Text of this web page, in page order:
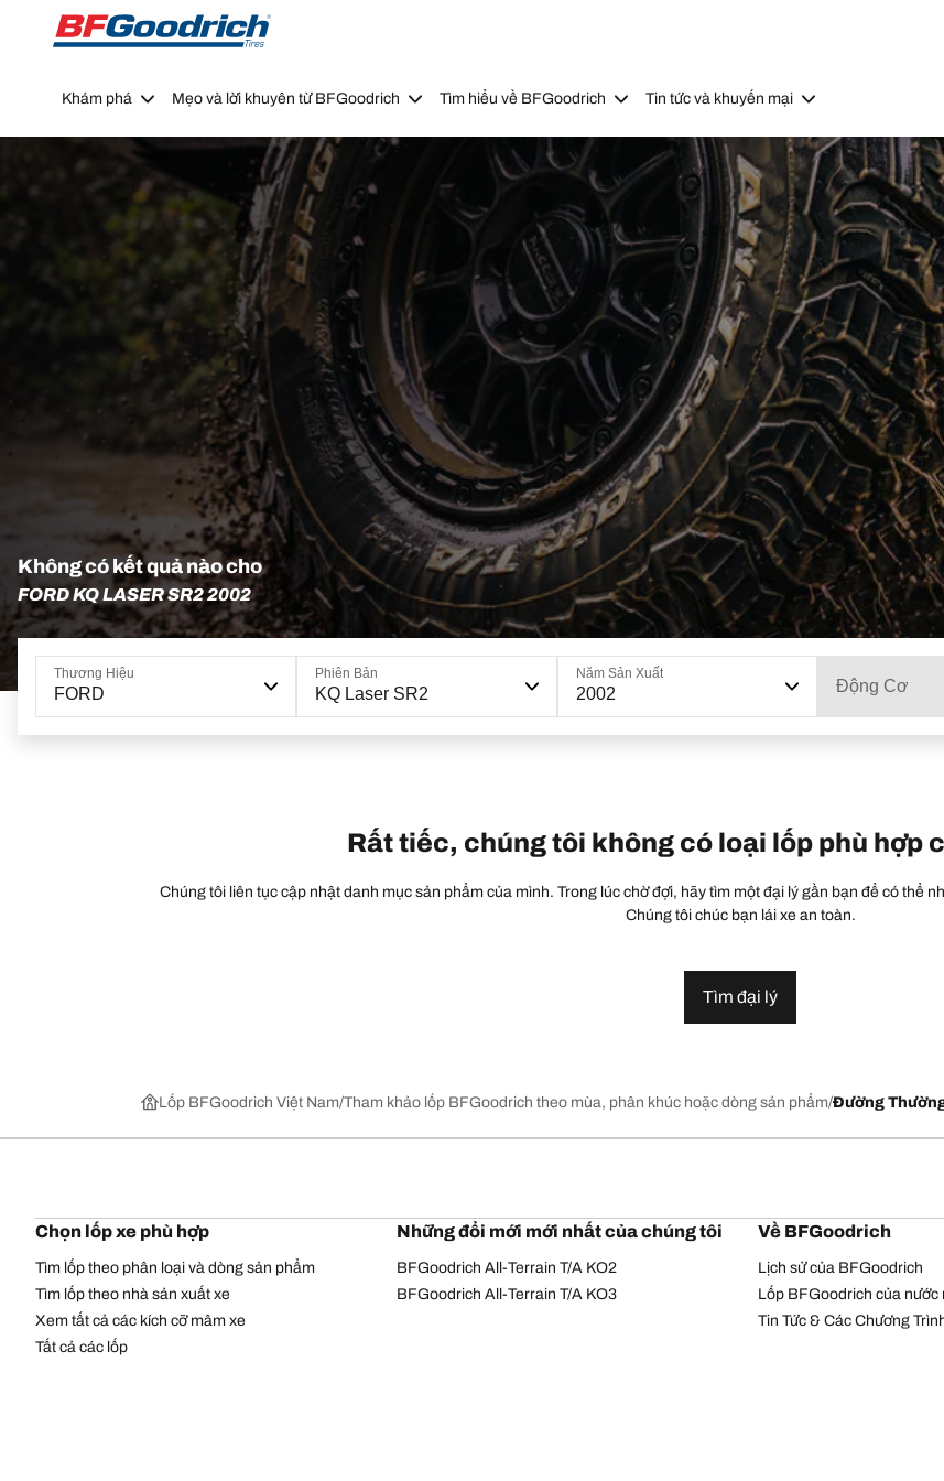
Go to page content
Go to page navigation
Khám phá Mẹo và lời khuyên từ BFGoodrich Tìm hiểu về BFGoodrich Tin tức và khuyến mại
Không có kết quả nào cho
FORD KQ LASER SR2 2002
Thương Hiệu
FORD
Phiên Bản
KQ Laser SR2
Năm Sản Xuất
2002 Động Cơ
Rất tiếc, chúng tôi không có loại lốp phù hợp
Chúng tôi liên tục cập nhật danh mục sản phẩm của mình. Trong lúc chờ đợi, hãy tìm một đại lý gần bạn để có thể
Chúng tôi chúc bạn lái xe an toàn.
Tìm đại lý
Lốp BFGoodrich Việt Nam Tham khảo lốp BFGoodrich theo mùa, phân khúc hoặc dòng sản phẩm Đường
Chọn lốp xe phù hợp
Tìm lốp theo phân loại và dòng sản phẩm
Tìm lốp theo nhà sản xuất xe
Xem tất cả các kích cỡ mâm xe
Tất cả các lốp
Những đổi mới mới nhất của chúng tôi
BFGoodrich All-Terrain T/A KO2
BFGoodrich All-Terrain T/A KO3
Về BFGoodrich
Lịch sử của BFGoodrich
Lốp BFGoodrich của nước
Tin Tức & Các Chương